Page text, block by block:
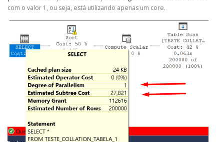
com o valor 1, ou seja, está utilizando apenas um core.